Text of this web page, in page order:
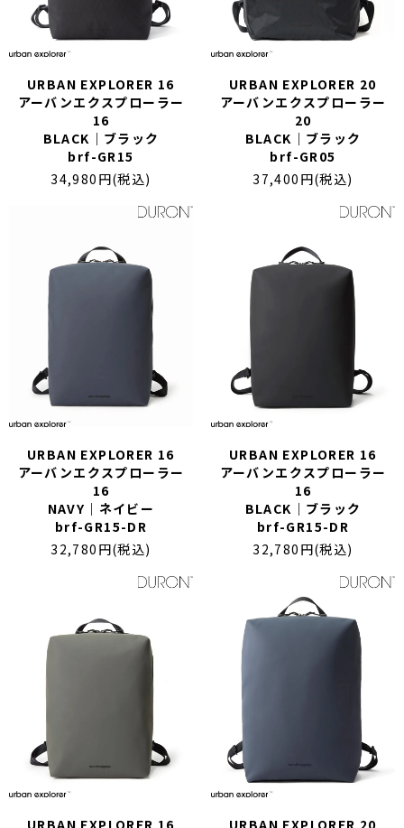
URBAN EXPLORER 16
アーバンエクスプローラー
16
BLACK｜ブラック
brf-GR15
34,980円(税込)
URBAN EXPLORER 20
アーバンエクスプローラー
20
BLACK｜ブラック
brf-GR05
37,400円(税込)
URBAN EXPLORER 16
アーバンエクスプローラー
16
NAVY｜ネイビー
brf-GR15-DR
32,780円(税込)
URBAN EXPLORER 16
アーバンエクスプローラー
16
BLACK｜ブラック
brf-GR15-DR
32,780円(税込)
URBAN EXPLORER 16 URBAN EXPLORER 20